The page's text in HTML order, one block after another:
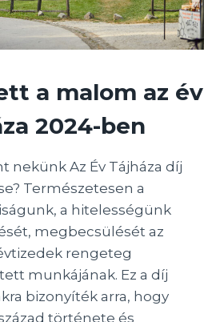
a malom az év
2024-ben
nekünk Az Év Tájháza díj
Természetesen a
a hitelességünk
megbecsülését az
rengeteg
munkájának. Ez a díj
bizonyíték arra, hogy
története és